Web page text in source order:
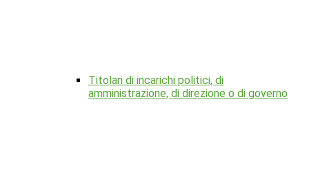
Titolari di incarichi politici, di
amministrazione, di direzione o di governo